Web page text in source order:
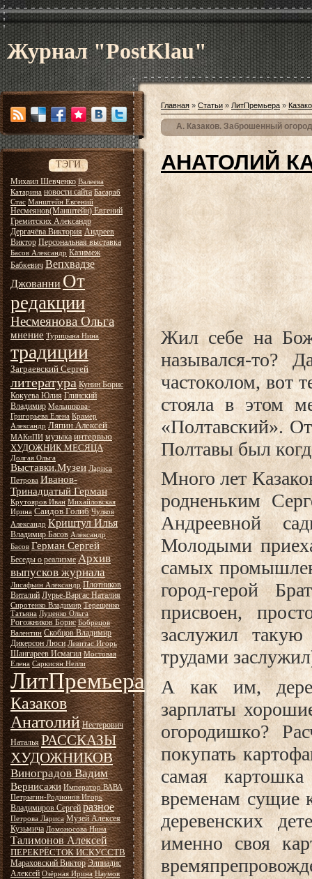
Журнал "PostKlau"
ТЭГИ
Михаил Шевченко Валеева
Катарина новости сайта Басараб
Стас Манштейн Евгений
Несмеянов(Манштейн) Евгений
Гремитских Александр
Дергачёва Виктория Андреев
Виктор Персональная выставка
Басов Александр Казимеж
Бабкевич Вепхвадзе
Джованни От
редакции
Несмеянова Ольга
мнение Турицына Нина
традиции
Заграевский Сергей
литература Кунин Борис
Кокуева Юлия Глинский
Владимир Мельникова-
Григорьева Елена Крамер
Александр Ляпин Алексей
МАКиПИ музыка интервью
ХУДОЖНИК МЕСЯЦА
Долгая Ольга
Выставки.Музеи Лариса
Петрова Иванов-
Тринадцатый Герман
Крутояров Иван Михайловская
Ирина Саидов Голиб Чулков
Александр Криштул Илья
Владимир Басов Александр
Басов Герман Сергей
Беседы о реализме Архив
выпусков журнала
Лисафьин Александр Плотников
Виталий Лурье-Варгас Наталия
Сиротенко Владимир Терещенко
Татьяна Луценко Ольга
Рогожников Борис Бобрецов
Валентин Скобцов Владимир
Дикерсон Люси Левитас Игорь
Шангареев Исмагил Мостовая
Елена Саркисян Нелли
ЛитПремьера
Казаков
Анатолий Нестерович
Наталья РАССКАЗЫ
ХУДОЖНИКОВ
Виноградов Вадим
Вернисажи Император ВАВА
Петрыгин-Родионов Игорь
Владимиров Сергей разное
Петрова Лариса Музей Алексея
Кузьмича Ломоносова Нина
Талимонов Алексей
ПЕРЕКРЁСТОК ИСКУССТВ
Мараховский Виктор Элпиадис
Алексей Озёрная Ирина Наумов
Главная » Статьи » ЛитПремьера »
А. Казаков. Заброшенный огород
АНАТОЛИЙ
Жил себе на
назывался-то?
частоколом, вот
стояла в этом
«Полтавский».
Полтавы был
Много лет
родненьким
Андреевной
Молодыми
самых
город-герой
присвоен,
заслужил
трудами
А как им,
зарплаты
огородишко?
покупать
самая
временам сущие
деревенских
именно своя